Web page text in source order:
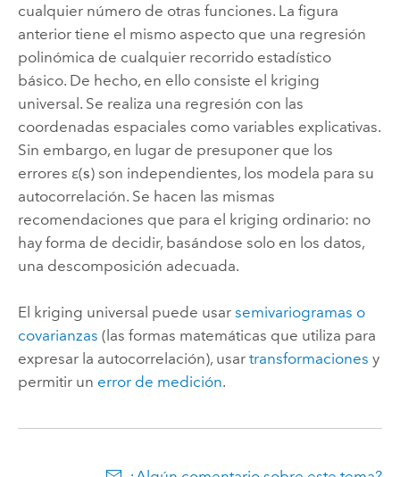
cualquier número de otras funciones. La figura
anterior tiene el mismo aspecto que una regresión
polinómica de cualquier recorrido estadístico
básico. De hecho, en ello consiste el kriging
universal. Se realiza una regresión con las
coordenadas espaciales como variables explicativas.
Sin embargo, en lugar de presuponer que los
errores ε(s) son independientes, los modela para su
autocorrelación. Se hacen las mismas
recomendaciones que para el kriging ordinario: no
hay forma de decidir, basándose solo en los datos,
una descomposición adecuada.
El kriging universal puede usar semivariogramas o
covarianzas (las formas matemáticas que utiliza para
expresar la autocorrelación), usar transformaciones y
permitir un error de medición.